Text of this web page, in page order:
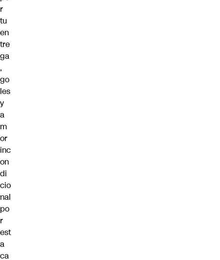
r
tu
en
tre
ga
,
go
les
y
a
m
or
inc
on
di
cio
nal
po
r
est
a
ca